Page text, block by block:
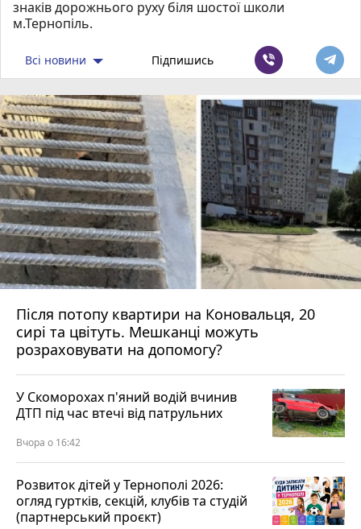
знаків дорожнього руху біля шостої школи
м.Тернопіль.
Всі новини Підпишись
Після потопу квартири на Коновальця, 20
сирі та цвітуть. Мешканці можуть
розраховувати на допомогу?
У Скоморохах п'яний водій вчинив
ДТП під час втечі від патрульних
Вчора о 16:42
Розвиток дітей у Тернополі 2026:
огляд гуртків, секцій, клубів та студій
(партнерський проєкт)